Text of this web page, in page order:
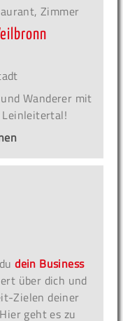
Zimmer
Wanderer mit
dein Business
über dich und
Zielen deiner
geht es zu